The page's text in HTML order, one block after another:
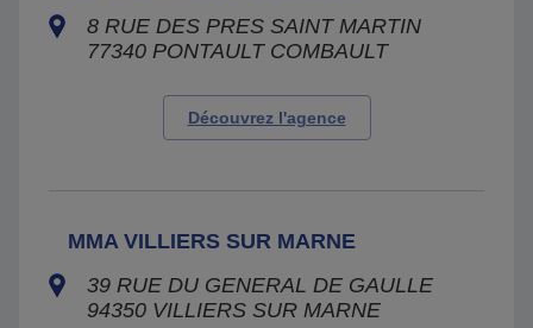
8 RUE DES PRES SAINT MARTIN
77340 PONTAULT COMBAULT
Découvrez l'agence
MMA VILLIERS SUR MARNE
39 RUE DU GENERAL DE GAULLE
94350 VILLIERS SUR MARNE